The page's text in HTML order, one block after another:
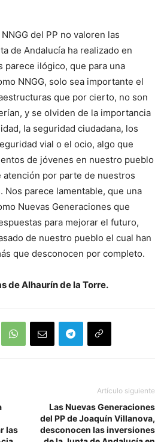
del PP no valoren las
de Andalucía ha realizado en
parece ilógico, que para una
NNGG, solo sea importante el
que por cierto, no son
y se olviden de la importancia
la seguridad ciudadana, los
vial o el ocio, algo que
de jóvenes en nuestro pueblo
por parte de nuestros
Nos parece lamentable, que una
Nuevas Generaciones que
para mejorar el futuro,
de nuestro pueblo el cual han
que desconocen por completo.
de Alhaurín de la Torre.
las
Artículo siguiente
Las Nuevas Generaciones
del PP de Joaquín Villanova,
desconocen las inversiones